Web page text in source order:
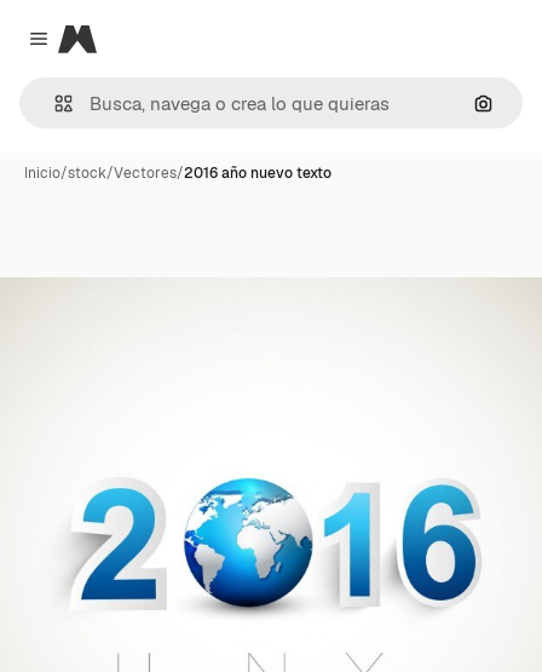
Close menu
Magnific
Inicio/stock/Vectores/2016 año nuevo texto